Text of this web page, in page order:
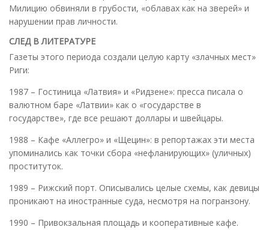
Милицию обвиняли в грубости, «облавах как на зверей» и
нарушении прав личности.
СЛЕД В ЛИТЕРАТУРЕ
Газеты этого периода создали целую карту «злачных мест»
Риги:
1987 – Гостиница «Латвия» и «Ридзене»: пресса писала о
валютном баре «Латвии» как о «государстве в
государстве», где все решают доллары и швейцары.
1988 – Кафе «Аллегро» и «Щецин»: в репортажах эти места
упоминались как точки сбора «нефланирующих» (уличных)
проституток.
1989 – Рижский порт. Описывались целые схемы, как девицы
проникают на иностранные суда, несмотря на погранзону.
1990 – Привокзальная площадь и кооперативные кафе.